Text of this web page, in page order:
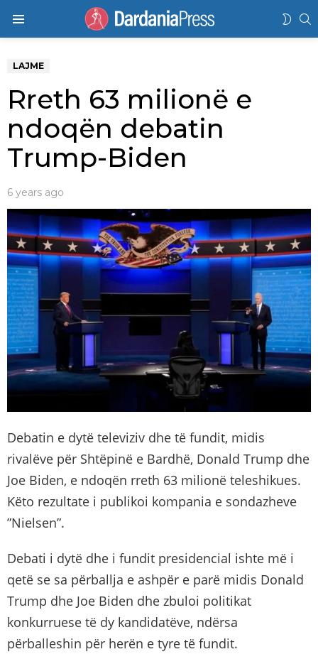
LAJME
Rreth 63 milionë e
ndoqën debatin
Trump-Biden
6 years ago
Debatin e dytë televiziv dhe të fundit, midis
rivalëve për Shtëpinë e Bardhë, Donald Trump dhe
Joe Biden, e ndoqën rreth 63 milionë teleshikues.
Këto rezultate i publikoi kompania e sondazheve
”Nielsen”.
Debati i dytë dhe i fundit presidencial ishte më i
qetë se sa përballja e ashpër e parë midis Donald
Trump dhe Joe Biden dhe zbuloi politikat
konkurruese të dy kandidatëve, ndërsa
përballeshin për herën e tyre të fundit.